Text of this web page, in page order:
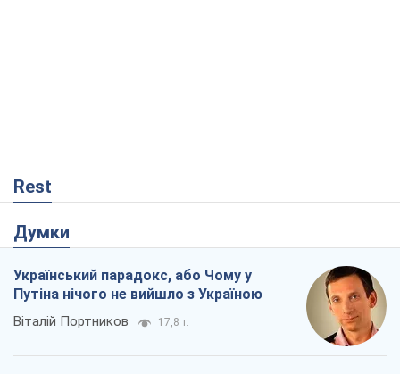
Rest
Думки
Український парадокс, або Чому у
Путіна нічого не вийшло з Україною
Віталій Портников 17,8 т.